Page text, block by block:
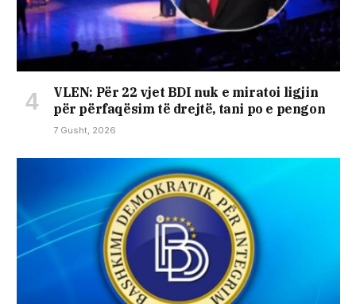
VLEN: Për 22 vjet BDI nuk e miratoi ligjin
për përfaqësim të drejtë, tani po e pengon
7 Gusht, 2026